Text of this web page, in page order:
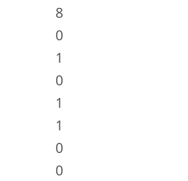
8
0
1
0
1
1
0
0